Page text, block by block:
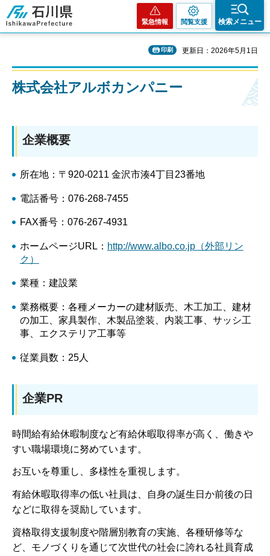
石川県
緊急情報 閲覧支援 検索メニュー
印刷 更新日：2026年5月1日
株式会社アルボカンパニー
企業概要
所在地：〒920-0211 金沢市湊4丁目23番地
電話番号：076-268-7455
FAX番号：076-267-4931
ホームページURL： http://www.albo.co.jp（外部リン
ク）
業種：建設業
業務概要：各種メーカーの建材販売、木工加工、建材
の加工、家具製作、木製品塗装、内装工事、サッシ工
事、エクステリア工事等
従業員数：25人
企業PR
時間給有給休暇制度など有給休暇取得率が高く、働きや
すい職場環境に努めています。
お互いを尊重し、多様性を重視します。
有給休暇取得率の低い社員は、自身の誕生日か前後の日
などに取得を奨励しています。
資格取得支援制度や階層別教育の実施、各種研修等な
ど、モノづくりを通じて次世代の社会に誇れる社員育成